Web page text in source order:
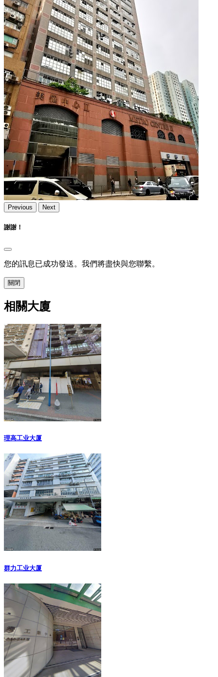
Previous Next
謝謝！
您的訊息已成功發送。我們將盡快與您聯繫。
關閉
相關大廈
理高工业大厦
群力工业大厦